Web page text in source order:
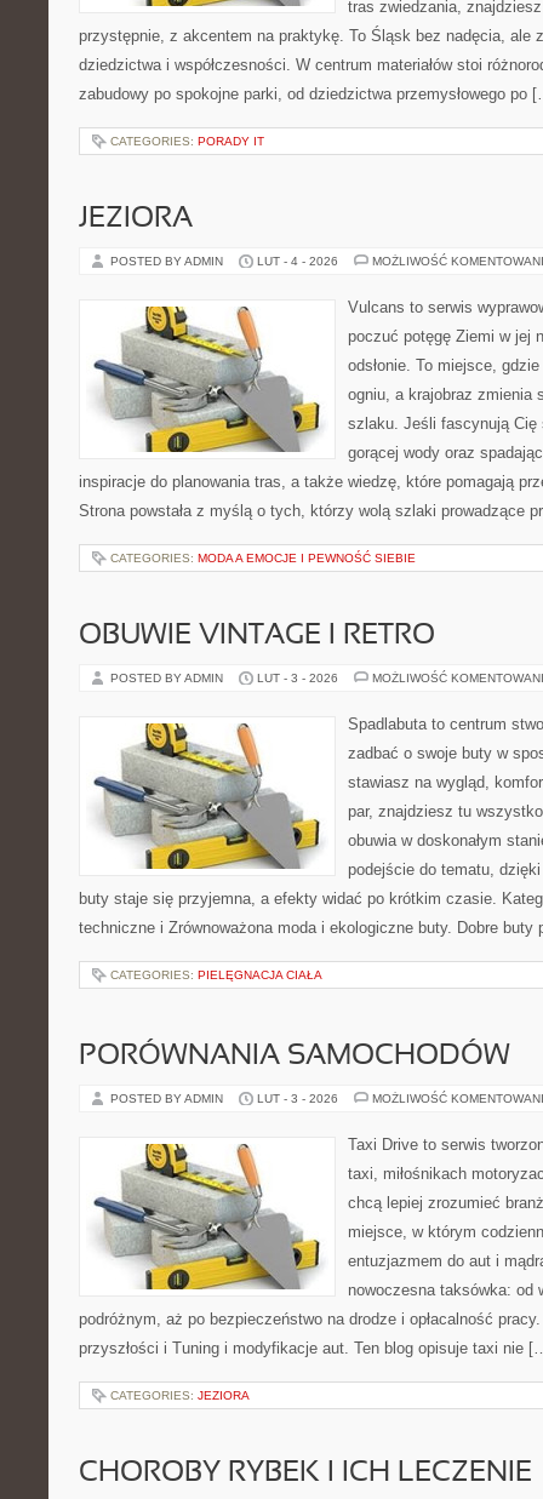
tras zwiedzania,
przystępnie, z akcentem na praktykę. To Śląsk bez nadęcia, ale
dziedzictwa i współczesności. W centrum materiałów stoi
zabudowy po spokojne parki, od dziedzictwa przemysłowego po
CATEGORIES: PORADY IT
JEZIORA
POSTED BY ADMIN LUT - 4 - 2026 MOŻLIWOŚĆ
Vulcans to serwis
poczuć potęgę Ziemi w jej
odsłonie. To miejsce,
ogniu, a krajobraz zmienia
szlaku. Jeśli fascynują
gorącej wody oraz
inspiracje do planowania tras, a także wiedzę, które pomagają
Strona powstała z myślą o tych, którzy wolą szlaki prowadzące
CATEGORIES: MODA A EMOCJE I PEWNOŚĆ SIEBIE
OBUWIE VINTAGE I RETRO
POSTED BY ADMIN LUT - 3 - 2026 MOŻLIWOŚĆ
Spadlabuta to centrum
zadbać o swoje buty w
stawiasz na wygląd,
par, znajdziesz tu
obuwia w doskonałym
podejście do tematu,
buty staje się przyjemna, a efekty widać po krótkim czasie.
techniczne i Zrównoważona moda i ekologiczne buty. Dobre
CATEGORIES: PIELĘGNACJA CIAŁA
PORÓWNANIA SAMOCHODÓW
POSTED BY ADMIN LUT - 3 - 2026 MOŻLIWOŚĆ
Taxi Drive to serwis
taxi, miłośnikach
chcą lepiej zrozumieć
miejsce, w którym
entuzjazmem do aut i
nowoczesna taksówka: od
podróżnym, aż po bezpieczeństwo na drodze i opłacalność
przyszłości i Tuning i modyfikacje aut. Ten blog opisuje taxi nie
CATEGORIES: JEZIORA
CHOROBY RYBEK I ICH LECZENIE